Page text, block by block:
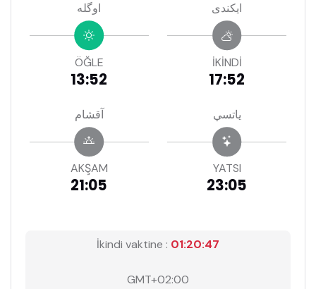
اوگله
ÖĞLE
13:52
ايكندى
İKİNDİ
17:52
آقشام
AKŞAM
21:05
ياتسي
YATSI
23:05
İkindi vaktine : 01:20:47
GMT+02:00